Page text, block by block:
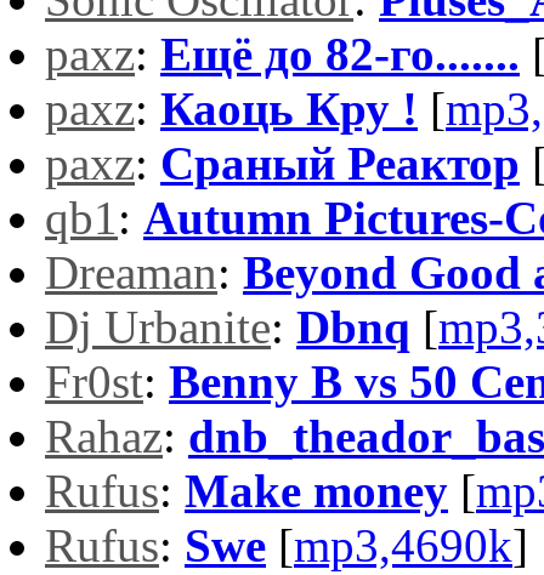
paxz: Ещё до 82-го.......
paxz: Каоць Кру ! [
paxz: Сраный Реактор
qb1: Autumn Pictures-
Dreaman: Beyond Good
Dj Urbanite: Dbnq [
Fr0st: Benny B vs 50
Rahaz:
Rufus: Make money [
Rufus: Swe [mp3,4690k]